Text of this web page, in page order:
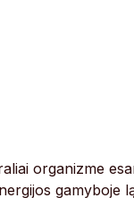
organizme
gamyboje